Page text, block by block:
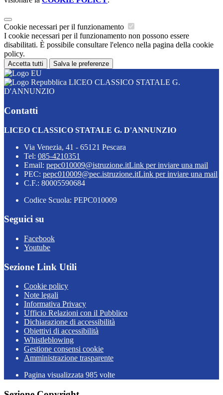
Cookie necessari per il funzionamento
I cookie necessari per il funzionamento non possono essere
disabilitati. È possibile consultare l'elenco nella pagina della cookie
policy.
Accetta tutti Salva le preferenze
LICEO CLASSICO STATALE G.
D'ANNUNZIO
Contatti
LICEO CLASSICO STATALE G. D'ANNUNZIO
Via Venezia, 41 - 65121 Pescara
Tel: 085-4210351
Email: pepc010009@istruzione.itLink per inviare una mail
PEC: pepc010009@pec.istruzione.itLink per inviare una mail
C.F.: 80005590684
Codice Scuola: PEPC010009
Seguici su
Facebook
Youtube
Sezione Link Utili
Cookie policy
Note legali
Informativa Privacy
Ufficio Relazioni con il Pubblico
Dichiarazione di accessibilità
Obiettivi di accessibilità
Whistleblowing
Gestione consensi cookie
Amministrazione trasparente
Pagina visualizzata 985 volte